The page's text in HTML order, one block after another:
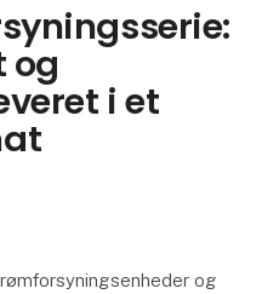
og
i et
og